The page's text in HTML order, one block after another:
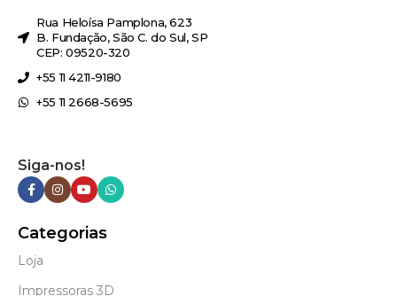
Rua Heloísa Pamplona, 623
B. Fundação, São C. do Sul, SP
CEP: 09520-320
+55 11 4211-9180
+55 11 2668-5695
Siga-nos!
Categorias
Loja
Impressoras 3D